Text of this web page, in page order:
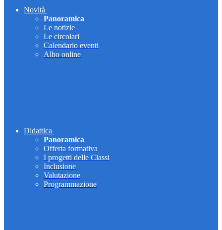
Novità
Panoramica
Le notizie
Le circolari
Calendario eventi
Albo online
Didattica
Panoramica
Offerta formativa
I progetti delle Classi
Inclusione
Valutazione
Programmazione